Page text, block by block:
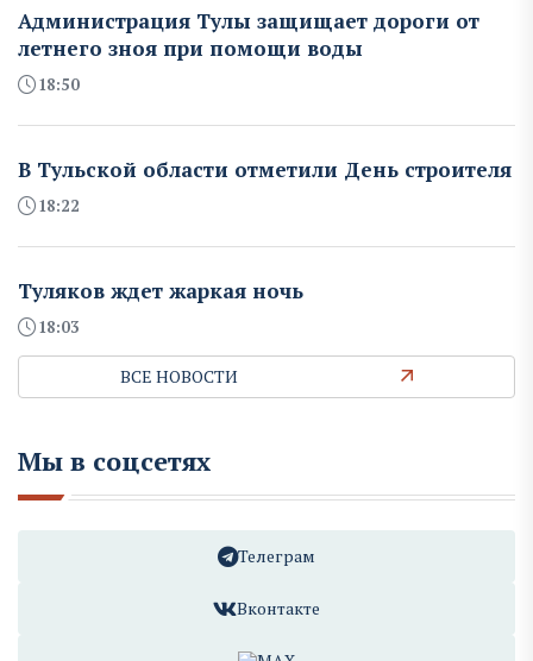
Администрация Тулы защищает дороги от
летнего зноя при помощи воды
18:50
В Тульской области отметили День строителя
18:22
Туляков ждет жаркая ночь
18:03
ВСЕ НОВОСТИ
Мы в соцсетях
Телеграм
Вконтакте